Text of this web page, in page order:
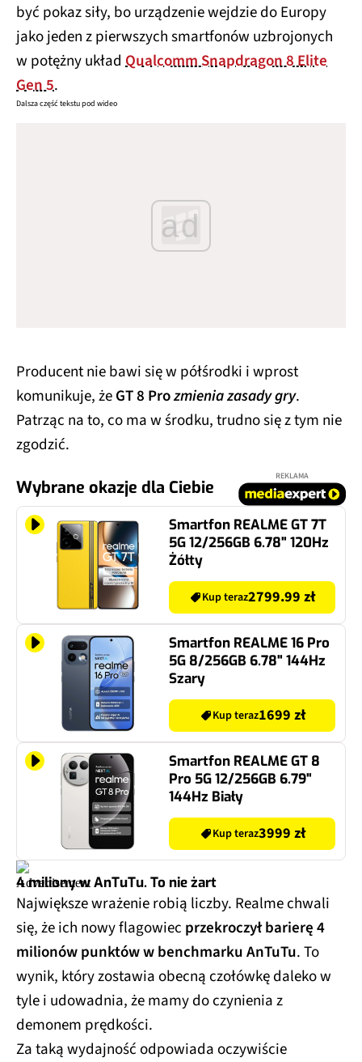
być pokaz siły, bo urządzenie wejdzie do Europy
jako jeden z pierwszych smartfonów uzbrojonych
w potężny układ Qualcomm Snapdragon 8 Elite
Gen 5.
Dalsza część tekstu pod wideo
ad
Producent nie bawi się w półśrodki i wprost
komunikuje, żeGT 8 Prozmienia zasady gry.
Patrząc na to, co ma w środku, trudno się z tym nie
zgodzić.
Wybrane okazje dla Ciebie
REKLAMA
Smartfon REALME GT 7T
5G 12/256GB 6.78" 120Hz
Żółty
Kup teraz2799.99 zł
Smartfon REALME 16 Pro
5G 8/256GB 6.78" 144Hz
Szary
Kup teraz1699 zł
Smartfon REALME GT 8
Pro 5G 12/256GB 6.79"
144Hz Biały
Kup teraz3999 zł
4 miliony w AnTuTu. To nie żart
Największe wrażenie robią liczby. Realme chwali
się, że ich nowy flagowiec przekroczył barierę 4
milionów punktów w benchmarku AnTuTu. To
wynik, który zostawia obecną czołówkę daleko w
tyle i udowadnia, że mamy do czynienia z
demonem prędkości.
Za taką wydajność odpowiada oczywiście